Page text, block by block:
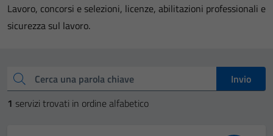
Lavoro, concorsi e selezioni, licenze, abilitazioni professionali e
sicurezza sul lavoro.
Cerca una parola chiave
Invio
1 servizi trovati in ordine alfabetico